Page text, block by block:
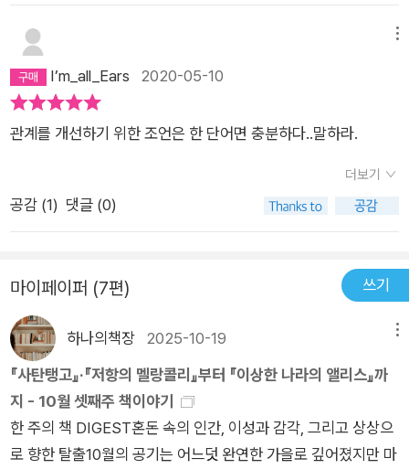
I’m_all_Ears 2020-05-10
관계를 개선하기 위한 조언은 한 단어면 충분하다..말하라.
더보기
공감 (1) 댓글 (0)
마이페이퍼 (7편) 쓰기
하나의책장 2025-10-19
『사탄탱고』·『저항의 멜랑콜리』부터 『이상한 나라의 앨리스』까
지 - 10월 셋째주 책이야기
한 주의 책 DIGEST혼돈 속의 인간, 이성과 감각, 그리고 상상으
로 향한 탈출10월의 공기는 어느덧 완연한 가을로 깊어졌지만 마